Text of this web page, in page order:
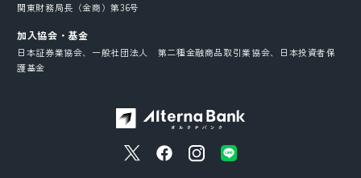
関東財務局長（金商）第36号
加入協会・基金
日本証券業協会、一般社団法人 第二種金融商品取引業協会、日本投資者保
護基金